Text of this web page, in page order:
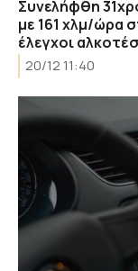
Συνελήφθη
με 161 χλμ/ώρα
έλεγχοι
20/12 11:40